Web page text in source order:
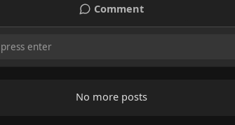
Comment
No more posts